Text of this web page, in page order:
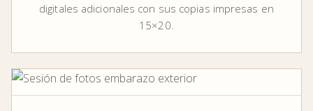
digitales adicionales con sus copias impresas en
15×20.